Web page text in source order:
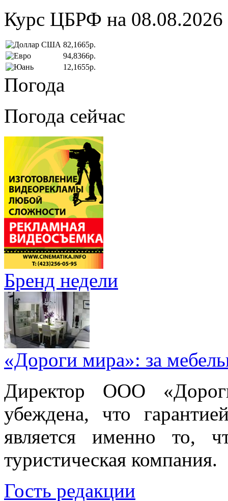
Курс ЦБРФ на 08.08.2026
82,1665р.
94,8366р.
12,1655р.
Погода
Погода сейчас
Бренд недели
«Дороги мира»: за
Директор ООО
убеждена, что
является именно то,
туристическая компания.
Гость редакции